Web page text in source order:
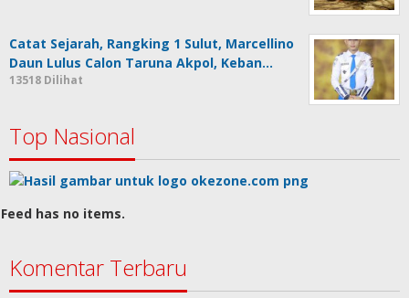
Catat Sejarah, Rangking 1 Sulut, Marcellino
Daun Lulus Calon Taruna Akpol, Keban…
13518 Dilihat
Top Nasional
Feed has no items.
Komentar Terbaru